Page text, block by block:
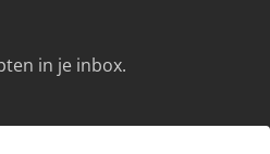
in je inbox.